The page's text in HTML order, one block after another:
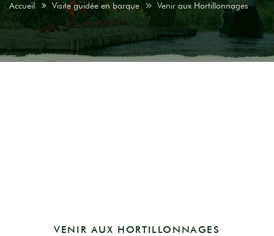
Accueil Visite guidée en barque Venir aux Hortillonnages
VENIR AUX HORTILLONNAGES